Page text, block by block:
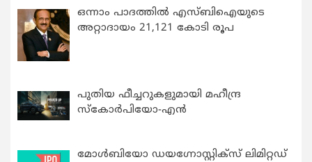
ഒന്നാം പാദത്തിൽ എസ്ബിഐയുടെ
അറ്റാദായം 21,121 കോടി രൂപ
പുതിയ ഫീച്ചറുകളുമായി മഹീന്ദ്ര
സ്കോർപിയോ-എൻ
മോൾബിയോ ഡയഗ്നോസ്റ്റിക്സ് ലിമിറ്റഡ്